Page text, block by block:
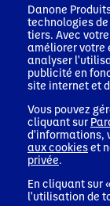
livraisons
Pour plus
+33 1 87 10 18 77
Danone
technologies
tiers. Avec
améliorer votre
analyser
publicité en
site internet et
Vous pouvez
cliquant sur
d'informations,
aux cookieset
privée
En cliquant sur
l'utilisation de